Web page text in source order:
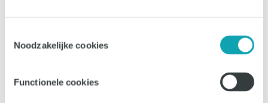
Noodzakelijke cookies
Functionele cookies
Offsetdrukker (2 ploegen)